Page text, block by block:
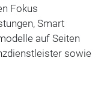
Fokus
Smart
auf Seiten
sowie